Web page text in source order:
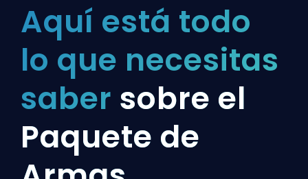
Aquí está todo
lo que necesitas
saber sobre el
Paquete de